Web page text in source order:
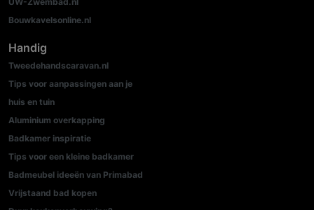
Bouwkavelsonline.nl
Handig
Tweedehandscaravan.nl
Tips voor aanpassingen aan je
huis en tuin
Aluminium overkapping
Badkamer inspiratie
Tips voor een kleine badkamer
Badmeubel ideeën van Primabad
Vrijstaand bad kopen